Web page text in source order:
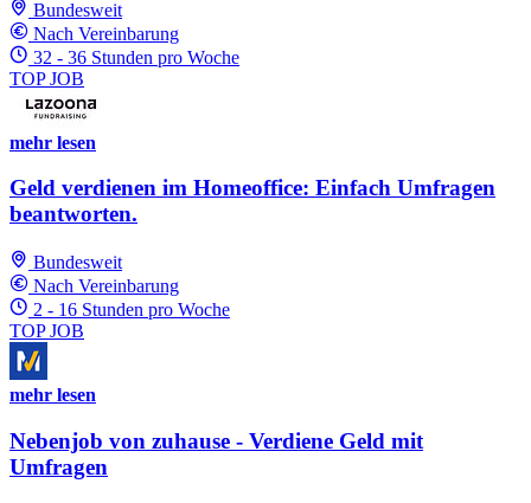
Bundesweit
Nach Vereinbarung
32 - 36 Stunden pro Woche
TOP JOB
mehr lesen
Geld verdienen im Homeoffice: Einfach Umfragen
beantworten.
Bundesweit
Nach Vereinbarung
2 - 16 Stunden pro Woche
TOP JOB
mehr lesen
Nebenjob von zuhause - Verdiene Geld mit
Umfragen